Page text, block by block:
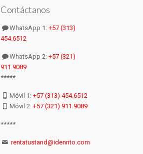
Contáctanos
WhatsApp 1:+57 (313)
454.6512
WhatsApp 2:+57 (321)
911.9089
*****
Móvil 1:+57 (313) 454.6512
Móvil 2:+57 (321) 911.9089
*****
rentatustand@idennto.com